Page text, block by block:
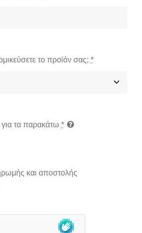
το προϊόν σας; *
τα παρακάτω *
και αποστολής